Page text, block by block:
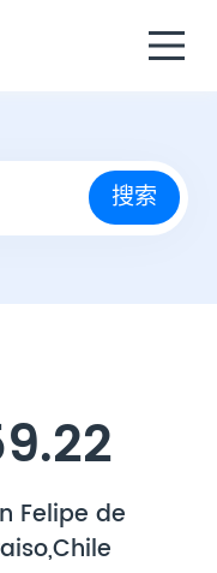
搜索
Felipe de